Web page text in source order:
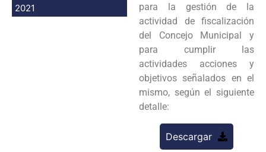
2021
para la gestión de la
actividad de fiscalización
del Concejo Municipal y
para cumplir las
actividades acciones y
objetivos señalados en el
mismo, según el siguiente
detalle:
Descargar